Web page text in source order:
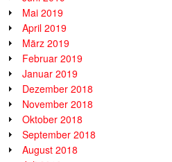
Mai 2019
April 2019
März 2019
Februar 2019
Januar 2019
Dezember 2018
November 2018
Oktober 2018
September 2018
August 2018